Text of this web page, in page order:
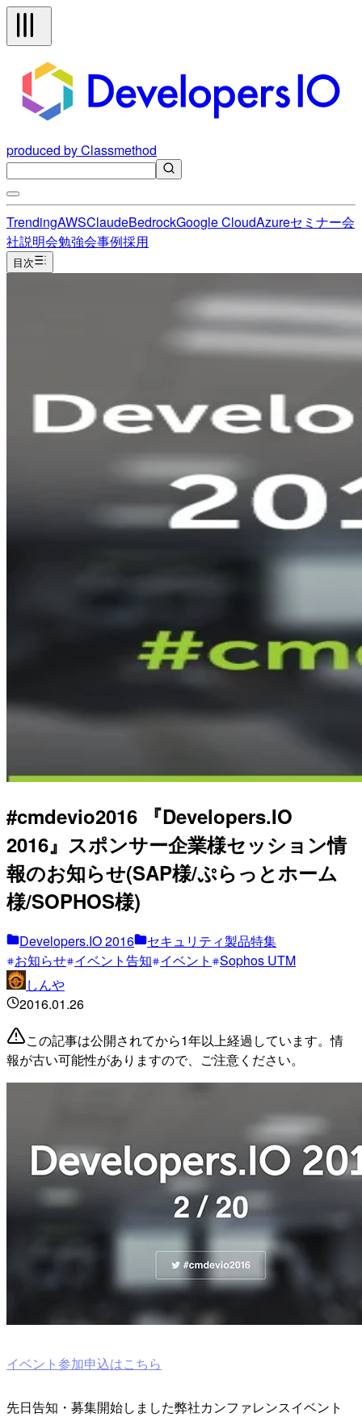
produced by Classmethod
TrendingAWSClaudeBedrockGoogle CloudAzureセミナー会
社説明会勉強会事例採用
目次
#cmdevio2016 『Developers.IO
2016』スポンサー企業様セッション情
報のお知らせ(SAP様/ぷらっとホーム
様/SOPHOS様)
Developers.IO 2016
セキュリティ製品特集
お知らせ イベント告知 イベント
Sophos UTM
しんや
2016.01.26
この記事は公開されてから1年以上経過しています。情
報が古い可能性がありますので、ご注意ください。
イベント参加申込はこちら
先日告知・募集開始しました弊社カンファレンスイベント